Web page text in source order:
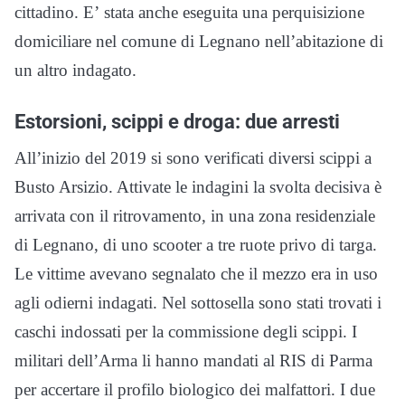
cittadino. E’ stata anche eseguita una perquisizione
domiciliare nel comune di Legnano nell’abitazione di
un altro indagato.
Estorsioni, scippi e droga: due arresti
All’inizio del 2019 si sono verificati diversi scippi a
Busto Arsizio. Attivate le indagini la svolta decisiva è
arrivata con il ritrovamento, in una zona residenziale
di Legnano, di uno scooter a tre ruote privo di targa.
Le vittime avevano segnalato che il mezzo era in uso
agli odierni indagati. Nel sottosella sono stati trovati i
caschi indossati per la commissione degli scippi. I
militari dell’Arma li hanno mandati al RIS di Parma
per accertare il profilo biologico dei malfattori. I due